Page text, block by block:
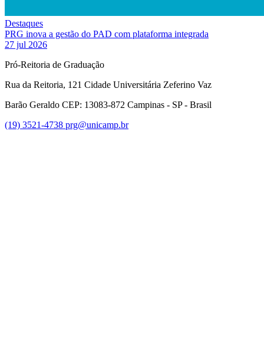
Destaques
PRG inova a gestão do PAD com plataforma integrada
27 jul 2026
Pró-Reitoria de Graduação
Rua da Reitoria, 121 Cidade Universitária Zeferino Vaz
Barão Geraldo CEP: 13083-872 Campinas - SP - Brasil
(19) 3521-4738 prg@unicamp.br